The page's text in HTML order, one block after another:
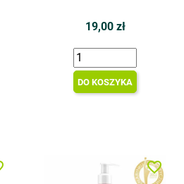
19,00 zł
DO KOSZYKA
favorite_border